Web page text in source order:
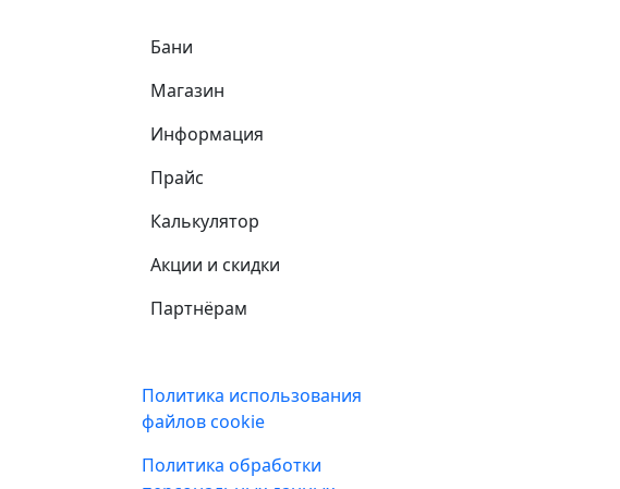
Самое важное
Бани
Магазин
Информация
Прайс
Калькулятор
Акции и скидки
Партнёрам
Подвал
Политика использования
файлов cookie
Политика обработки